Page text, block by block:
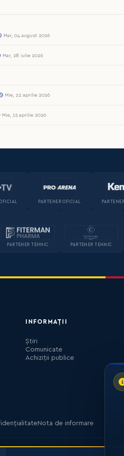
Mar, 04 august 2026
Mar, 28 iulie 2026
Mie, 22 aprilie 2026
Mie, 15 aprilie 2026
PARTENER OFICIAL
PARTENER TEHNIC PARTENER TEHNIC
INFORMAȚII
Știri
Comunicate
Achiziții publice
Nota de informare